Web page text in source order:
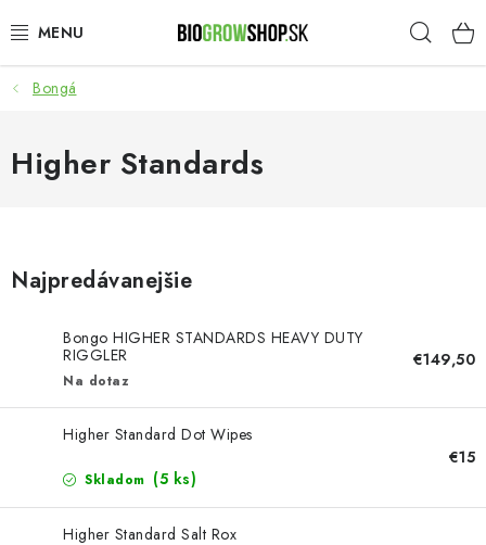
na
PESTOVANIE
HEADSHOP
50% ZĽAVA NA SEMENÁ
Platba a dodanie
Podmienky ochrany osobných údajov
Bankové údaje
Veľkoobchod
Formulár na odstúpenie od zmluvy
Bongá
Higher Standards
Najpredávanejšie
Bongo HIGHER STANDARDS HEAVY DUTY
RIGGLER
Na dotaz
€149,50
Higher Standard Dot Wipes
Skladom (5 ks)
€15
Higher Standard Salt Rox